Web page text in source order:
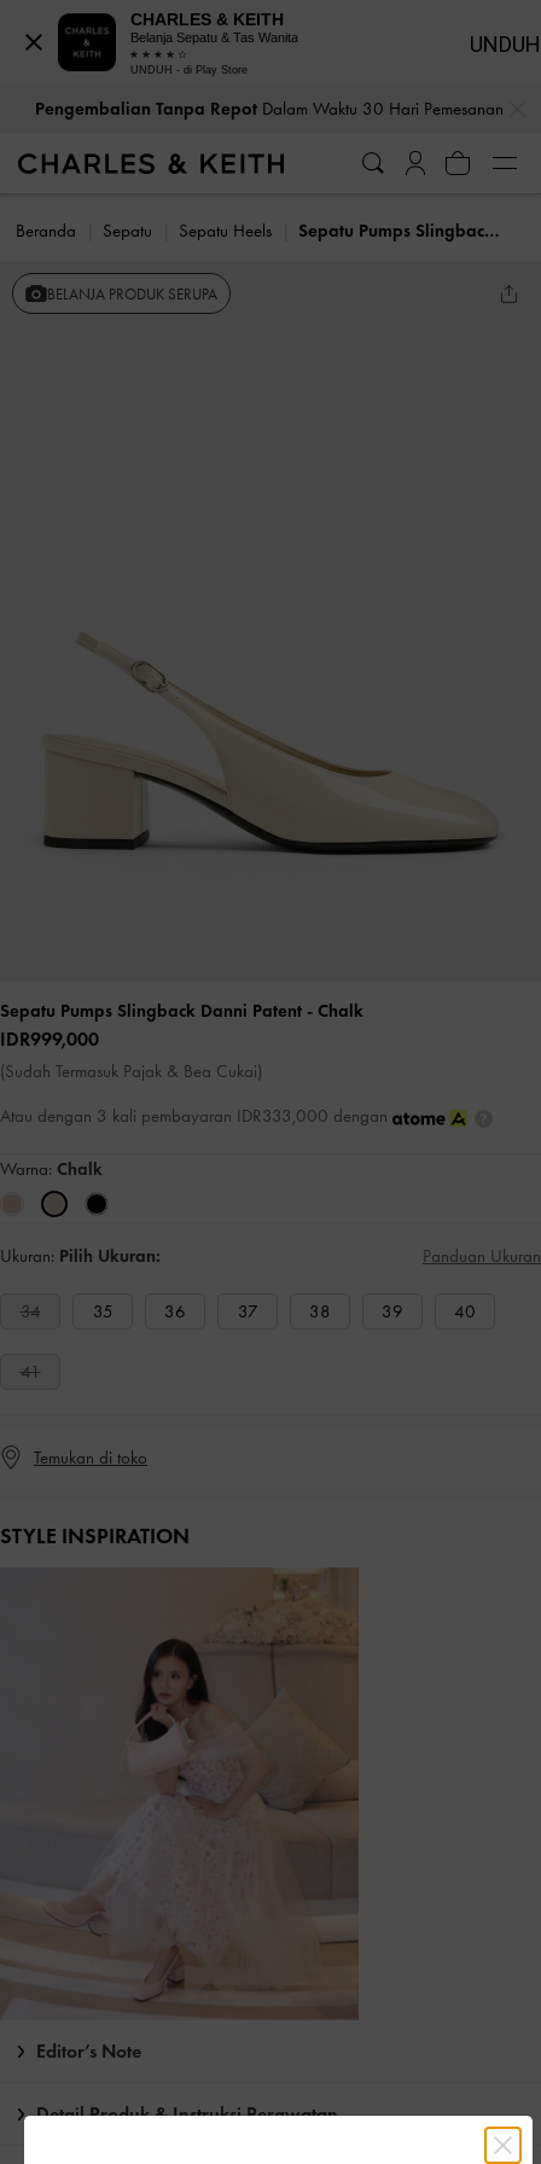
Pengembalian Tanpa RepotDalam Waktu 30 Hari Pemesanan
Beranda Sepatu Sepatu Heels Sepatu Pumps Slingback Danni Patent
BELANJA PRODUK SERUPA
Sepatu Pumps Slingback Danni Patent - Chalk
IDR999,000
(Sudah Termasuk Pajak & Bea Cukai)
Atau dengan 3 kali pembayaran IDR333,000 dengan
Warna: Chalk
Ukuran: Pilih Ukuran: Panduan Ukuran
34 35 36 37 38 39 40
41
Temukan di toko
STYLE INSPIRATION
Editor’s Note
Detail Produk & Instruksi Perawatan
CHARLES & KEITH
Belanja Sepatu & Tas Wanita
UNDUH - di Play Store
UNDUH